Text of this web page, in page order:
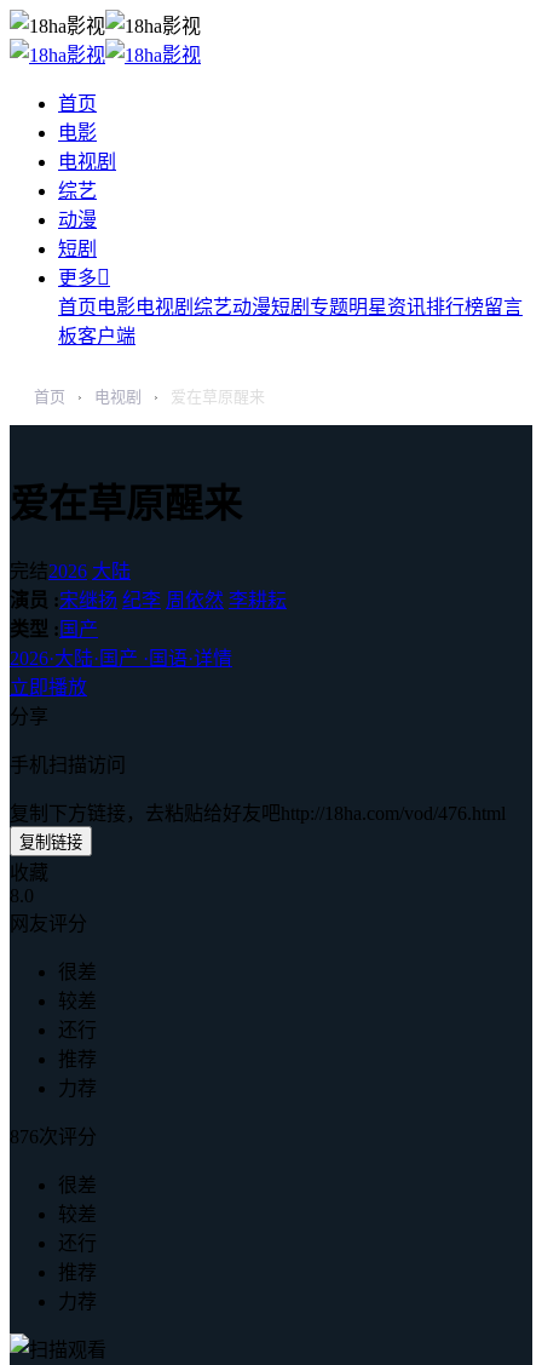
首页
电影
电视剧
综艺
动漫
短剧
更多
首页电影电视剧 综艺动漫短剧 专题明星资讯排行榜留言
板客户端
首页 › 电视剧 › 爱在草原醒来
爱在草原醒来
完结2026 大陆
演员 :宋继扬 纪李 周依然 李耕耘
类型 : 国产
2026·大陆· 国产 · 国语·详情
立即播放
分享
手机扫描访问
复制下方链接，去粘贴给好友吧http://18ha.com/vod/476.html
复制链接
收藏
8.0
网友评分
很差
较差
还行
推荐
力荐
876次评分
很差
较差
还行
推荐
力荐